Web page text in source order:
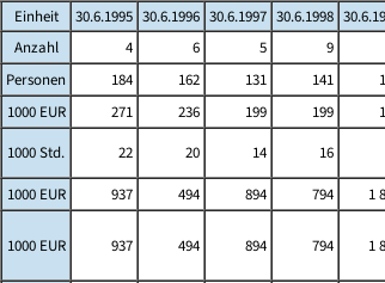
Einheit 30.6.1995 30.6.1996 30.6.1997 30.6.1998
Anzahl 4 6 5 9
Personen 184 162 131 141
1000 EUR 271 236 199 199
1000 Std. 22 20 14 16
1000 EUR 937 494 894 794 1
1000 EUR 937 494 894 794 1